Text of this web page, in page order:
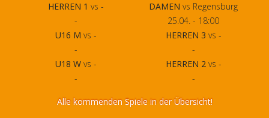
HERREN 1 vs -
-
DAMEN vs Regensburg
25.04. - 18:00
U16 M vs -
-
HERREN 3 vs -
-
U18 Wvs -
-
HERREN 2vs -
-
Alle kommenden Spiele in der Übersicht!